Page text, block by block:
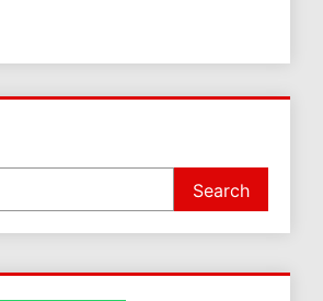
Search